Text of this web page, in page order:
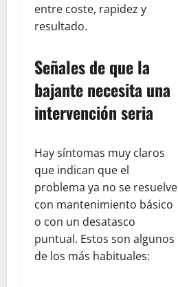
entre coste, rapidez y
resultado.
Señales de que la
bajante necesita una
intervención seria
Hay síntomas muy claros
que indican que el
problema ya no se resuelve
con mantenimiento básico
o con un desatasco
puntual. Estos son algunos
de los más habituales: